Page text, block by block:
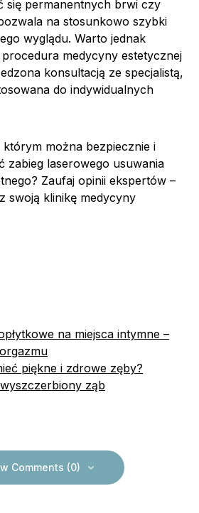
się permanentnych brwi czy
na stosunkowo szybki
wyglądu. Warto jednak
medycyny estetycznej
konsultacją ze specjalistą,
do indywidualnych
którym można bezpiecznie i
zabieg laserowego usuwania
Zaufaj opinii ekspertów –
swoją klinikę medycyny
na miejsca intymne –
piękne i zdrowe zęby?
ząb
Comments (0)